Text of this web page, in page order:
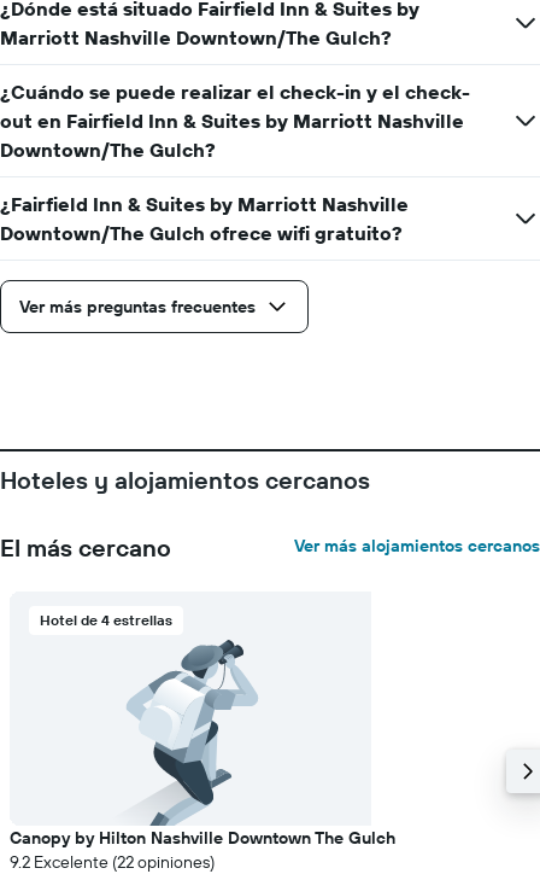
el
precio
una
habitación
fecha
de
la
estancia
El
gráfico
muestra
1
eje
X
el
número
la
estancia
muestra
¿Dónde está situado Fairfield Inn & Suites by
Marriott Nashville Downtown/The Gulch?
¿Cuándo se puede realizar el check-in y el check-
out en Fairfield Inn & Suites by Marriott Nashville
Downtown/The Gulch?
¿Fairfield Inn & Suites by Marriott Nashville
Downtown/The Gulch ofrece wifi gratuito?
Ver más preguntas frecuentes
Hoteles y alojamientos cercanos
El más cercano Ver más alojamientos cercanos
Hotel de 4 estrellas
Canopy by Hilton Nashville Downtown The Gulch
9.2 Excelente (22 opiniones)